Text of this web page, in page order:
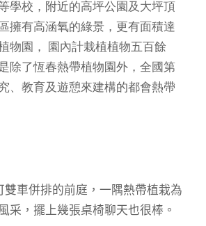
學校，附近的高坪公園及大坪頂
擁有高涵氧的綠景，更有面積達
物園， 園內計栽植植物五百餘
除了恆春熱帶植物園外，全國第
、教育及遊憩來建構的都會熱帶
雙車併排的前庭，一隅熱帶植栽為
采，擺上幾張桌椅聊天也很棒。